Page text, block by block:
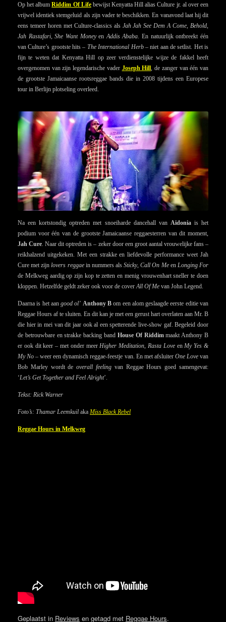
Op het albumRiddim Of Lifebewijst Kenyatta Hill alias Culture jr. al over een
vrijwel identiek stemgeluid als zijn vader te beschikken. En vanavond laat hij dit
eens temeer horen met Culture-classics als Jah Jah See Dem A Come, Behold
Jah Rastafari,She Want Moneyen Addis Ababa . En natuurlijk ontbreekt één
van Culture’s grootste hits – The International Herb– niet aan de setlist. Het is
fijn te weten dat Kenyatta Hill op zeer verdienstelijke wijze de fakkel heeft
overgenomen van zijn legendarische vader Joseph Hill , de zanger van één van
de grootste Jamaicaanse rootsreggae bands die in 2008 tijdens een Europese
tour in Berlijn plotseling overleed.
Na een kortstondig optreden met snoeiharde dancehall van Aidoniais het
podium voor één van de grootste Jamaicaanse reggaesterren van dit moment,
Jah Cure. Naar dit optreden is – zeker door een groot aantal vrouwelijke fans –
reikhalzend uitgekeken. Met een strakke en liefdevolle performance weet Jah
Cure met zijnlovers reggaein nummers alsSticky,Call On Meen Longing For
de Melkweg aardig op zijn kop te zetten en menig vrouwenhart sneller te doen
kloppen. Hetzelfde geldt zeker ook voor de coverAll Of Me van John Legend.
Daarna is het aangood ol’ Anthony B om een alom geslaagde eerste editie van
Reggae Hours af te sluiten. En dit kan je met een gerust hart overlaten aan Mr. B
die hier in mei van dit jaar ook al een spetterende live-show gaf. Begeleid door
de betrouwbare en strakke backing band House Of Riddimmaakt Anthony B
er ook dit keer – met onder meerHigher Meditation,Rasta LoveenMy Yes &
My No – weer een dynamisch reggae-feestje van. En met afsluiter One Lovevan
Bob Marley wordt deoverall feeling van Reggae Hours goed samengevat:
‘Let’s Get Together and Feel Alright’.
Tekst: Rick Warner
Foto’s: Thamar Leemkuil aka Miss Black Rebel
Reggae Hours in Melkweg
Geplaatst in Reviews en getagd met Reggae Hours.